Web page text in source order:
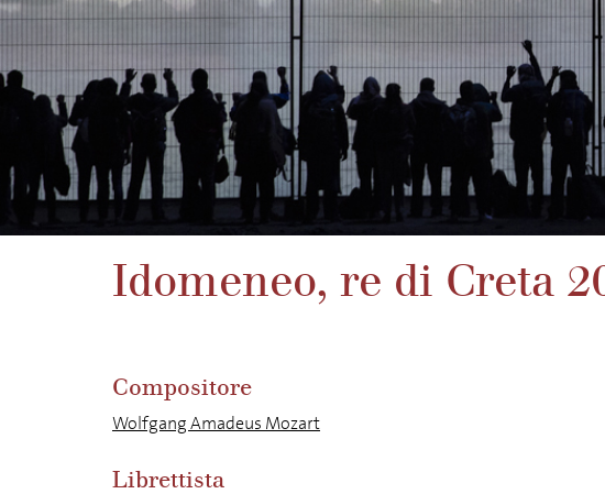
Idomeneo, re di Creta
Compositore
Wolfgang Amadeus Mozart
Librettista